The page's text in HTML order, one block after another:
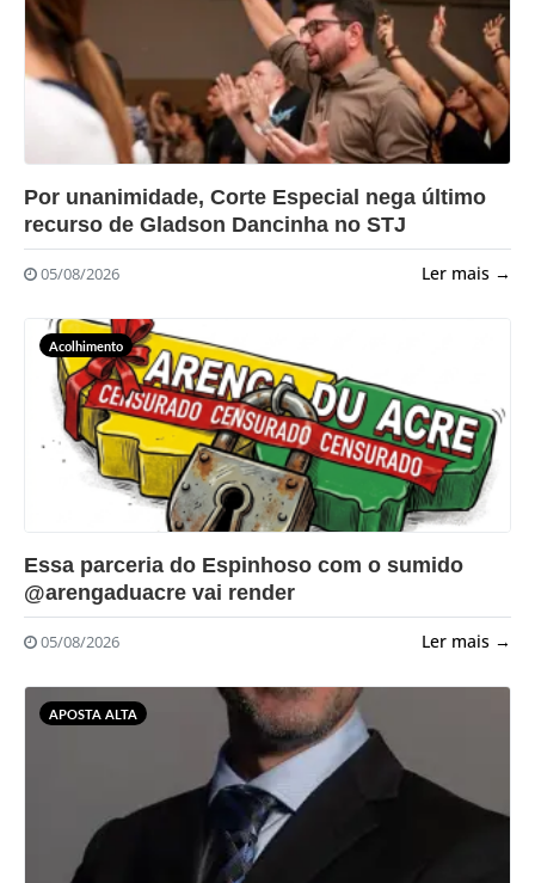
?>
Por unanimidade, Corte Especial nega último
recurso de Gladson Dancinha no STJ
05/08/2026 Ler mais →
Acolhimento
?>
Essa parceria do Espinhoso com o sumido
@arengaduacre vai render
05/08/2026 Ler mais →
APOSTA ALTA